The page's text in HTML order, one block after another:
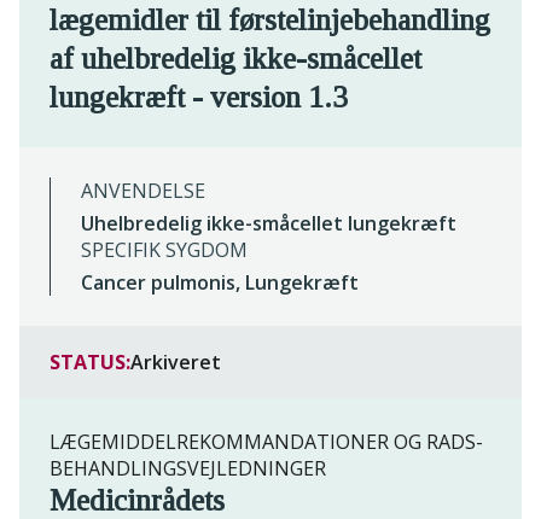
lægemidler til førstelinjebehandling
af uhelbredelig ikke-småcellet
lungekræft - version 1.3
ANVENDELSE
Uhelbredelig ikke-småcellet lungekræft
SPECIFIK SYGDOM
Cancer pulmonis, Lungekræft
STATUS:Arkiveret
LÆGEMIDDELREKOMMANDATIONER OG RADS-
BEHANDLINGSVEJLEDNINGER
Medicinrådets